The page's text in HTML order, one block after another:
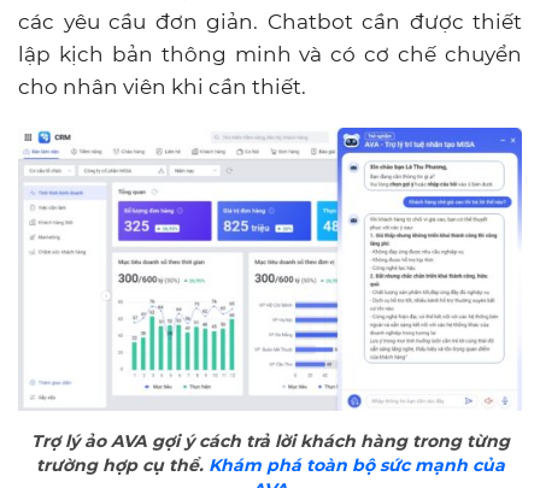
các yêu cầu đơn giản. Chatbot cần được thiết
lập kịch bản thông minh và có cơ chế chuyển
cho nhân viên khi cần thiết.
Trợ lý ảo AVA gợi ý cách trả lời khách hàng trong từng
trường hợp cụ thể. Khám phá toàn bộ sức mạnh của